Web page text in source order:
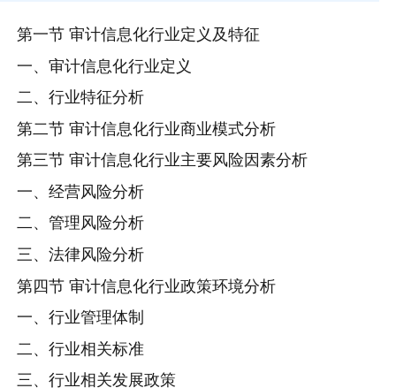
第一节 审计信息化行业定义及特征
一、审计信息化行业定义
二、行业特征分析
第二节 审计信息化行业商业模式分析
第三节 审计信息化行业主要风险因素分析
一、经营风险分析
二、管理风险分析
三、法律风险分析
第四节 审计信息化行业政策环境分析
一、行业管理体制
二、行业相关标准
三、行业相关发展政策